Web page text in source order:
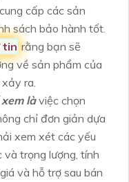
cấp các sản
sách bảo hành tốt.
tin rằng bạn sẽ
về sản phẩm của
ra.
làviệc chọn
chỉ đơn giản dựa
xem xét các yếu
trọng lượng, tính
và hỗ trợ sau bán